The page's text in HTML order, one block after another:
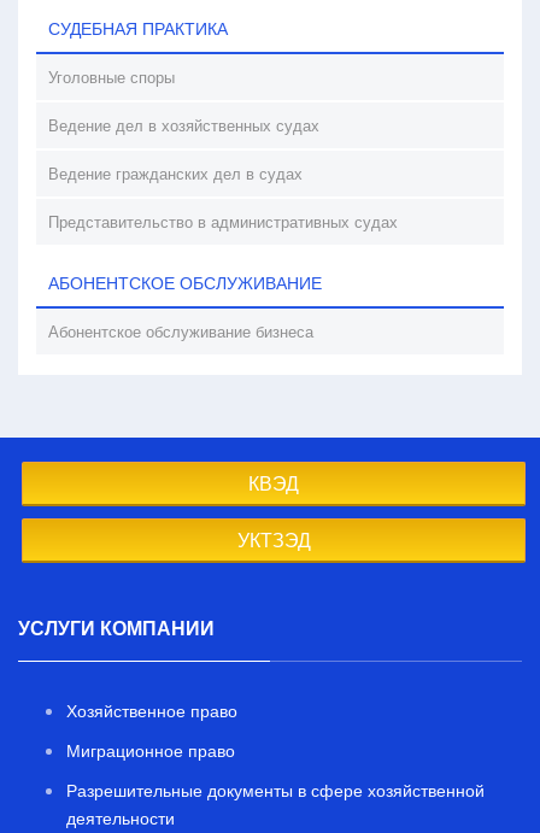
СУДЕБНАЯ ПРАКТИКА
Уголовные споры
Ведение дел в хозяйственных судах
Ведение гражданских дел в судах
Представительство в административных судах
АБОНЕНТСКОЕ ОБСЛУЖИВАНИЕ
Абонентское обслуживание бизнеса
КВЭД
УКТЗЭД
УСЛУГИ КОМПАНИИ
Хозяйственное право
Миграционное право
Разрешительные документы в сфере хозяйственной
деятельности